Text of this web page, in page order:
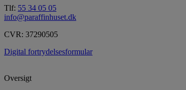
Tlf: 55 34 05 05
info@paraffinhuset.dk
CVR: 37290505
Digital fortrydelsesformular
Oversigt